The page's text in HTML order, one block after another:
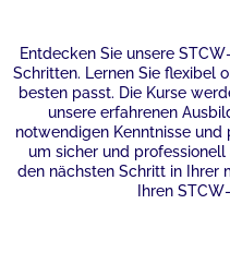
Entdecken Sie unsere
Schritten. Lernen Sie flexibel
besten passt. Die Kurse
unsere erfahrenen
notwendigen Kenntnisse und
um sicher und
den nächsten Schritt in Ihrer
Ihren